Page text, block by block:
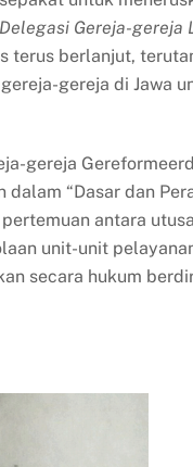
Gereja-gereja
terus berlanjut,
gereja di Jawa
gereja
“Dasar dan
antara
unit-unit
secara hukum